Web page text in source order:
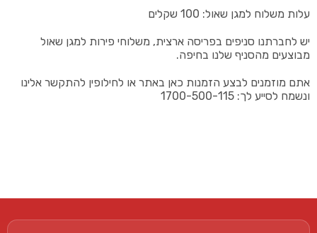
עלות משלוח למגן שאול: 100 שקלים
יש לחברתנו סניפים בפריסה ארצית, משלוחי פירות למגן שאול
מבוצעים מהסניף שלנו בחיפה.
אתם מוזמנים לבצע הזמנות כאן באתר או לחילופין להתקשר אלינו
ונשמח לסייע לך: 1700-500-115